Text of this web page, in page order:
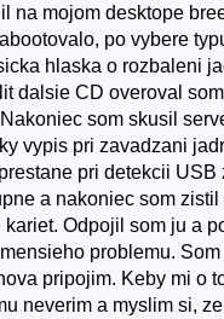
na mojom desktope
po vybere
hlaska o rozbaleni
dalsie CD overoval
som skusil
vypis pri zavadzani
pri detekcii USB
a nakoniec som
Odpojil som ju a
problemu.
pripojim. Keby mi o
neverim a myslim si,